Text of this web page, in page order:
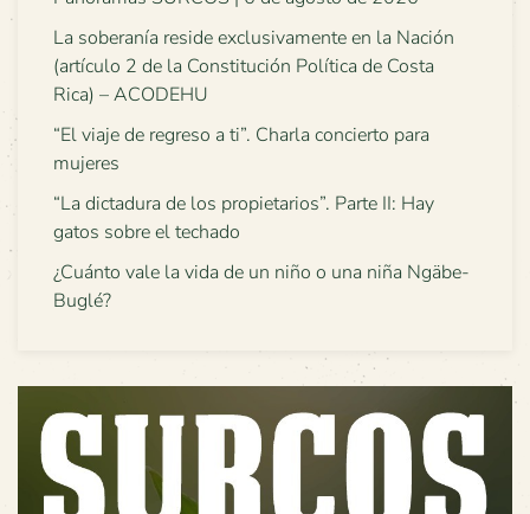
La soberanía reside exclusivamente en la Nación
(artículo 2 de la Constitución Política de Costa
Rica) – ACODEHU
“El viaje de regreso a ti”. Charla concierto para
mujeres
“La dictadura de los propietarios”. Parte II: Hay
gatos sobre el techado
¿Cuánto vale la vida de un niño o una niña Ngäbe-
Buglé?